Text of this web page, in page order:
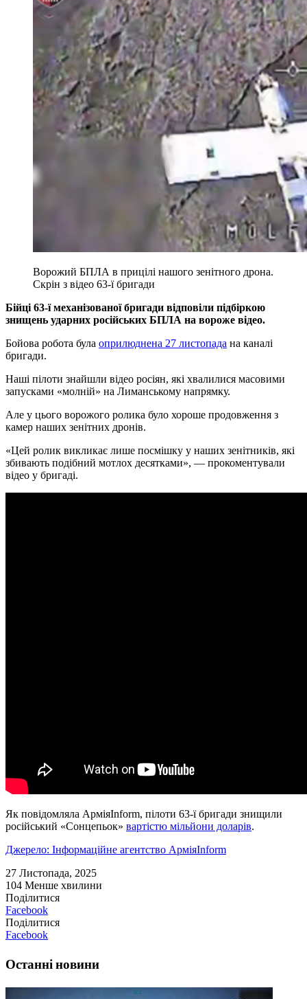
Ворожий БПЛА в прицілі нашого зенітного дрона.
Скрін з відео 63-ї бригади
Бійці 63-ї механізованої бригади відповіли підбіркою
знищень ударних російських БПЛА на вороже відео.
Бойова робота була оприлюднена 27 листопада на каналі
бригади.
Наші пілоти знайшли відео росіян, які хвалилися масовими
запусками «молній» на Лиманському напрямку.
Але у цього ворожого ролика було хороше продовження з
камер наших зенітних дронів.
«Цей ролик викликає лише посмішку у наших зенітників, які
збивають подібний мотлох десятками», — прокоментували
відео у бригаді.
Як повідомляла АрміяInform, пілоти 63-ї бригади знищили
російський «Сонцепьок» вартістю мільйони доларів.
Джерело: Інформаційне агентство АрміяInform
27 Листопада, 2025
104 Менше хвилини
Поділитися
Facebook
Поділитися
Facebook
Останні новини